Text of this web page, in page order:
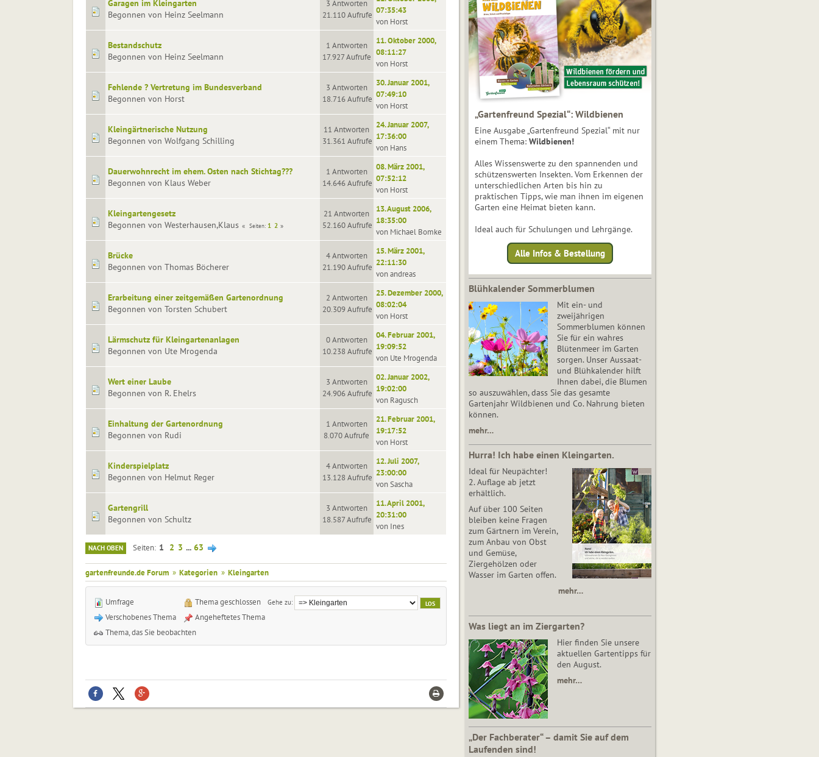
Garagen im Kleingarten
Begonnen von Heinz Seelmann
3 Antworten
21.110 Aufrufe 07:35:43
von Horst
Bestandschutz
Begonnen von Heinz Seelmann
1 Antworten
17.927 Aufrufe
11. Oktober 2000,
08:11:27
von Horst
Fehlende ? Vertretung im Bundesverband
Begonnen von Horst
3 Antworten
18.716 Aufrufe
30. Januar 2001,
07:49:10
von Horst
Kleingärtnerische Nutzung
Begonnen von Wolfgang Schilling
11 Antworten
31.361 Aufrufe
24. Januar 2007,
17:36:00
von Hans
Dauerwohnrecht im ehem. Osten nach Stichtag???
Begonnen von Klaus Weber
1 Antworten
14.646 Aufrufe
08. März 2001,
07:52:12
von Horst
Kleingartengesetz
Begonnen von Westerhausen,Klaus
Seiten 1 2
21 Antworten
52.160 Aufrufe
13. August 2006,
18:35:00
von Michael Bomke
Brücke
Begonnen von Thomas Böcherer
4 Antworten
21.190 Aufrufe
15. März 2001,
22:11:30
von andreas
Erarbeitung einer zeitgemäßen Gartenordnung
Begonnen von Torsten Schubert
2 Antworten
20.309 Aufrufe
25. Dezember 2000,
08:02:04
von Horst
Lärmschutz für Kleingartenanlagen
Begonnen von Ute Mrogenda
0 Antworten
10.238 Aufrufe
04. Februar 2001,
19:09:52
von Ute Mrogenda
Wert einer Laube
Begonnen von R. Ehelrs
3 Antworten
24.906 Aufrufe
02. Januar 2002,
19:02:00
von Ragusch
Einhaltung der Gartenordnung
Begonnen von Rudi
1 Antworten
8.070 Aufrufe
21. Februar 2001,
19:17:52
von Horst
Kinderspielplatz
Begonnen von Helmut Reger
4 Antworten
13.128 Aufrufe
12. Juli 2007,
23:00:00
von Sascha
Gartengrill
Begonnen von Schultz
3 Antworten
18.587 Aufrufe
11. April 2001,
20:31:00
von Ines
NACH OBEN Seiten 1 2 3 ... 63
gartenfreunde.de Forum » Kategorien » Kleingarten
Gehe zu
Umfrage
Verschobenes Thema
Thema geschlossen
Angeheftetes Thema
Thema, das Sie beobachten
„Gartenfreund Spezial“: Wildbienen
Eine Ausgabe „Gartenfreund Spezial“ mit nur
einem Thema: Wildbienen!
Alles Wissenswerte zu den spannenden und
schützenswerten Insekten. Vom Erkennen der
unterschiedlichen Arten bis hin zu
praktischen Tipps, wie man ihnen im eigenen
Garten eine Heimat bieten kann.
Ideal auch für Schulungen und Lehrgänge.
Alle Infos & Bestellung
Blühkalender Sommerblumen
Mit ein- und
zweijährigen
Sommerblumen können
Sie für ein wahres
Blütenmeer im Garten
sorgen. Unser Aussaat-
und Blühkalender hilft
Ihnen dabei, die Blumen
so auszuwählen, dass Sie das gesamte
Gartenjahr Wildbienen und Co. Nahrung bieten
können.
mehr…
Hurra! Ich habe einen Kleingarten.
Ideal für Neupächter!
2. Auflage ab jetzt
erhältlich.
Auf über 100 Seiten
bleiben keine Fragen
zum Gärtnern im Verein,
zum Anbau von Obst
und Gemüse,
Ziergehölzen oder
Wasser im Garten offen.
mehr…
Was liegt an im Ziergarten?
Hier finden Sie unsere
aktuellen Gartentipps für
den August.
mehr…
„Der Fachberater“ – damit Sie auf dem
Laufenden sind!